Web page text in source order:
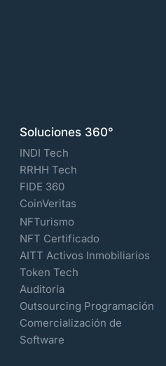
Soluciones 360°
INDI Tech
RRHH Tech
FIDE 360
CoinVeritas
NFTurismo
NFT Certificado
AITT Activos Inmobiliarios
Token Tech
Auditoría
Outsourcing Programación
Comercialización de
Software